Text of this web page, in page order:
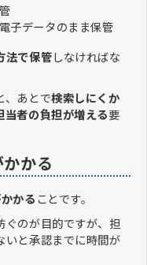
子データのまま保管
法で保管しなければな
、あとで検索しにくか
当者の負担が増える要
かる
かることです。
ぐのが目的ですが、担
いと承認までに時間が